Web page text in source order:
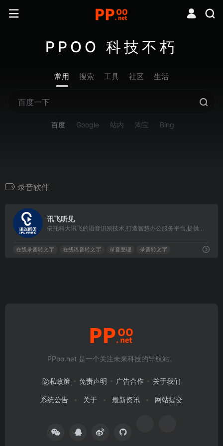
PPOO 科技不朽
常用 搜索 工具 社区 生活
百度 Google 站内 淘宝 Bing
录音软件
讯飞听见
依托科大讯飞的语音识别技术,打造智慧办公服务平台,提供语音转文字、录音转文字、视频会议、视频转文字、视频加字幕、同声翻译等服务,可满足多样化的语音转文字需求,致力于提高办公效率。
在线录音转文字 在线语音转文字 录音整理 录音转文字
PPoo.net 是一个关注未来科技的导航站。
隐私政策 免责声明 广告合作 关于我们
系统公告 关于 最新资讯 网站提交